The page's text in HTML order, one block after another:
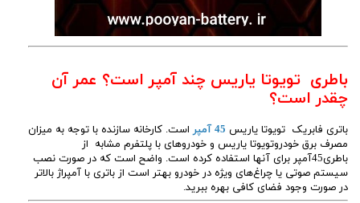
باطری تویوتا یاریس چند آمپر است؟ عمر آن
چقدر است؟
باتری فابریک تویوتا یاریس 45 آمپر
است. کارخانه سازنده با توجه به میزان
مصرف برق خودروتویوتا یاریس و خودروهای با پلتفرم مشابه از
باطری45آمپر برای آنها استفاده کرده است. واضح است که در صورت نصب
سیستم صوتی یا چراغ‌های ویژه در خودرو بهتر است از باتری با آمپراژ بالاتر
در صورت وجود فضای کافی بهره ببرید.